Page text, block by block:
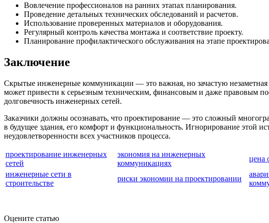
Вовлечение профессионалов на ранних этапах планирования.
Проведение детальных технических обследований и расчетов.
Использование проверенных материалов и оборудования.
Регулярный контроль качества монтажа и соответствие проекту.
Планирование профилактического обслуживания на этапе
Заключение
Скрытые инженерные коммуникации — это важная, но зачастую незаметная
может привести к серьезным техническим, финансовым и даже правовым
долговечность инженерных сетей.
Заказчики должны осознавать, что проектирование — это сложный
в будущее здания, его комфорт и функциональность. Игнорирование этой
неудовлетворенности всех участников процесса.
проектирование инженерных
сетей
экономия на инженерных
коммуникациях
цена
инженерные сети в
строительстве
риски экономии на проектировании
Оцените статью